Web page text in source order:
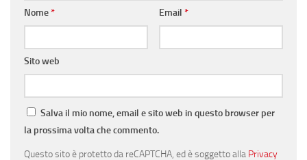
Nome* Email *
Sito web
Salva il mio nome, email e sito web in questo browser per
la prossima volta che commento.
Questo sito è protetto da reCAPTCHA, ed è soggetto alla Privacy